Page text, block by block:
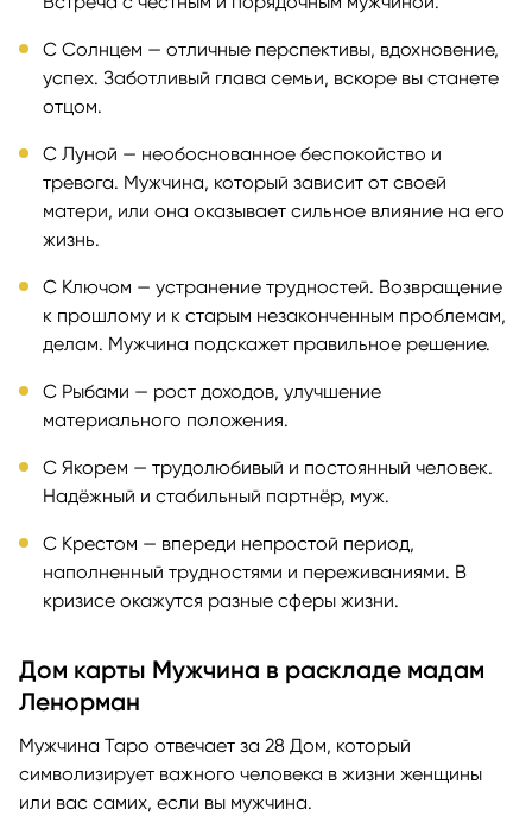
С Солнцем — отличные перспективы, вдохновение,
успех. Заботливый глава семьи, вскоре вы станете
отцом.
С Луной — необоснованное беспокойство и
тревога. Мужчина, который зависит от своей
матери, или она оказывает сильное влияние на его
жизнь.
С Ключом — устранение трудностей. Возвращение
к прошлому и к старым незаконченным проблемам,
делам. Мужчина подскажет правильное решение.
С Рыбами — рост доходов, улучшение
материального положения.
С Якорем — трудолюбивый и постоянный человек.
Надёжный и стабильный партнёр, муж.
С Крестом — впереди непростой период,
наполненный трудностями и переживаниями. В
кризисе окажутся разные сферы жизни.
Дом карты Мужчина в раскладе мадам
Ленорман
Мужчина Таро отвечает за 28 Дом, который
символизирует важного человека в жизни женщины
или вас самих, если вы мужчина.